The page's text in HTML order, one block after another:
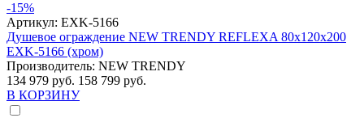
-15%
Артикул: EXK-5166
Душевое ограждение NEW TRENDY REFLEXA 80x120x200
EXK-5166 (хром)
Производитель: NEW TRENDY
134 979 руб. 158 799 руб.
В КОРЗИНУ